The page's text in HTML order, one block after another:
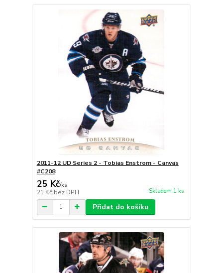
2011-12 UD Series 2 - Tobias Enstrom - Canvas
#C208
25 Kč/ks
21 Kč bez DPH Skladem 1 ks
Přidat do košíku